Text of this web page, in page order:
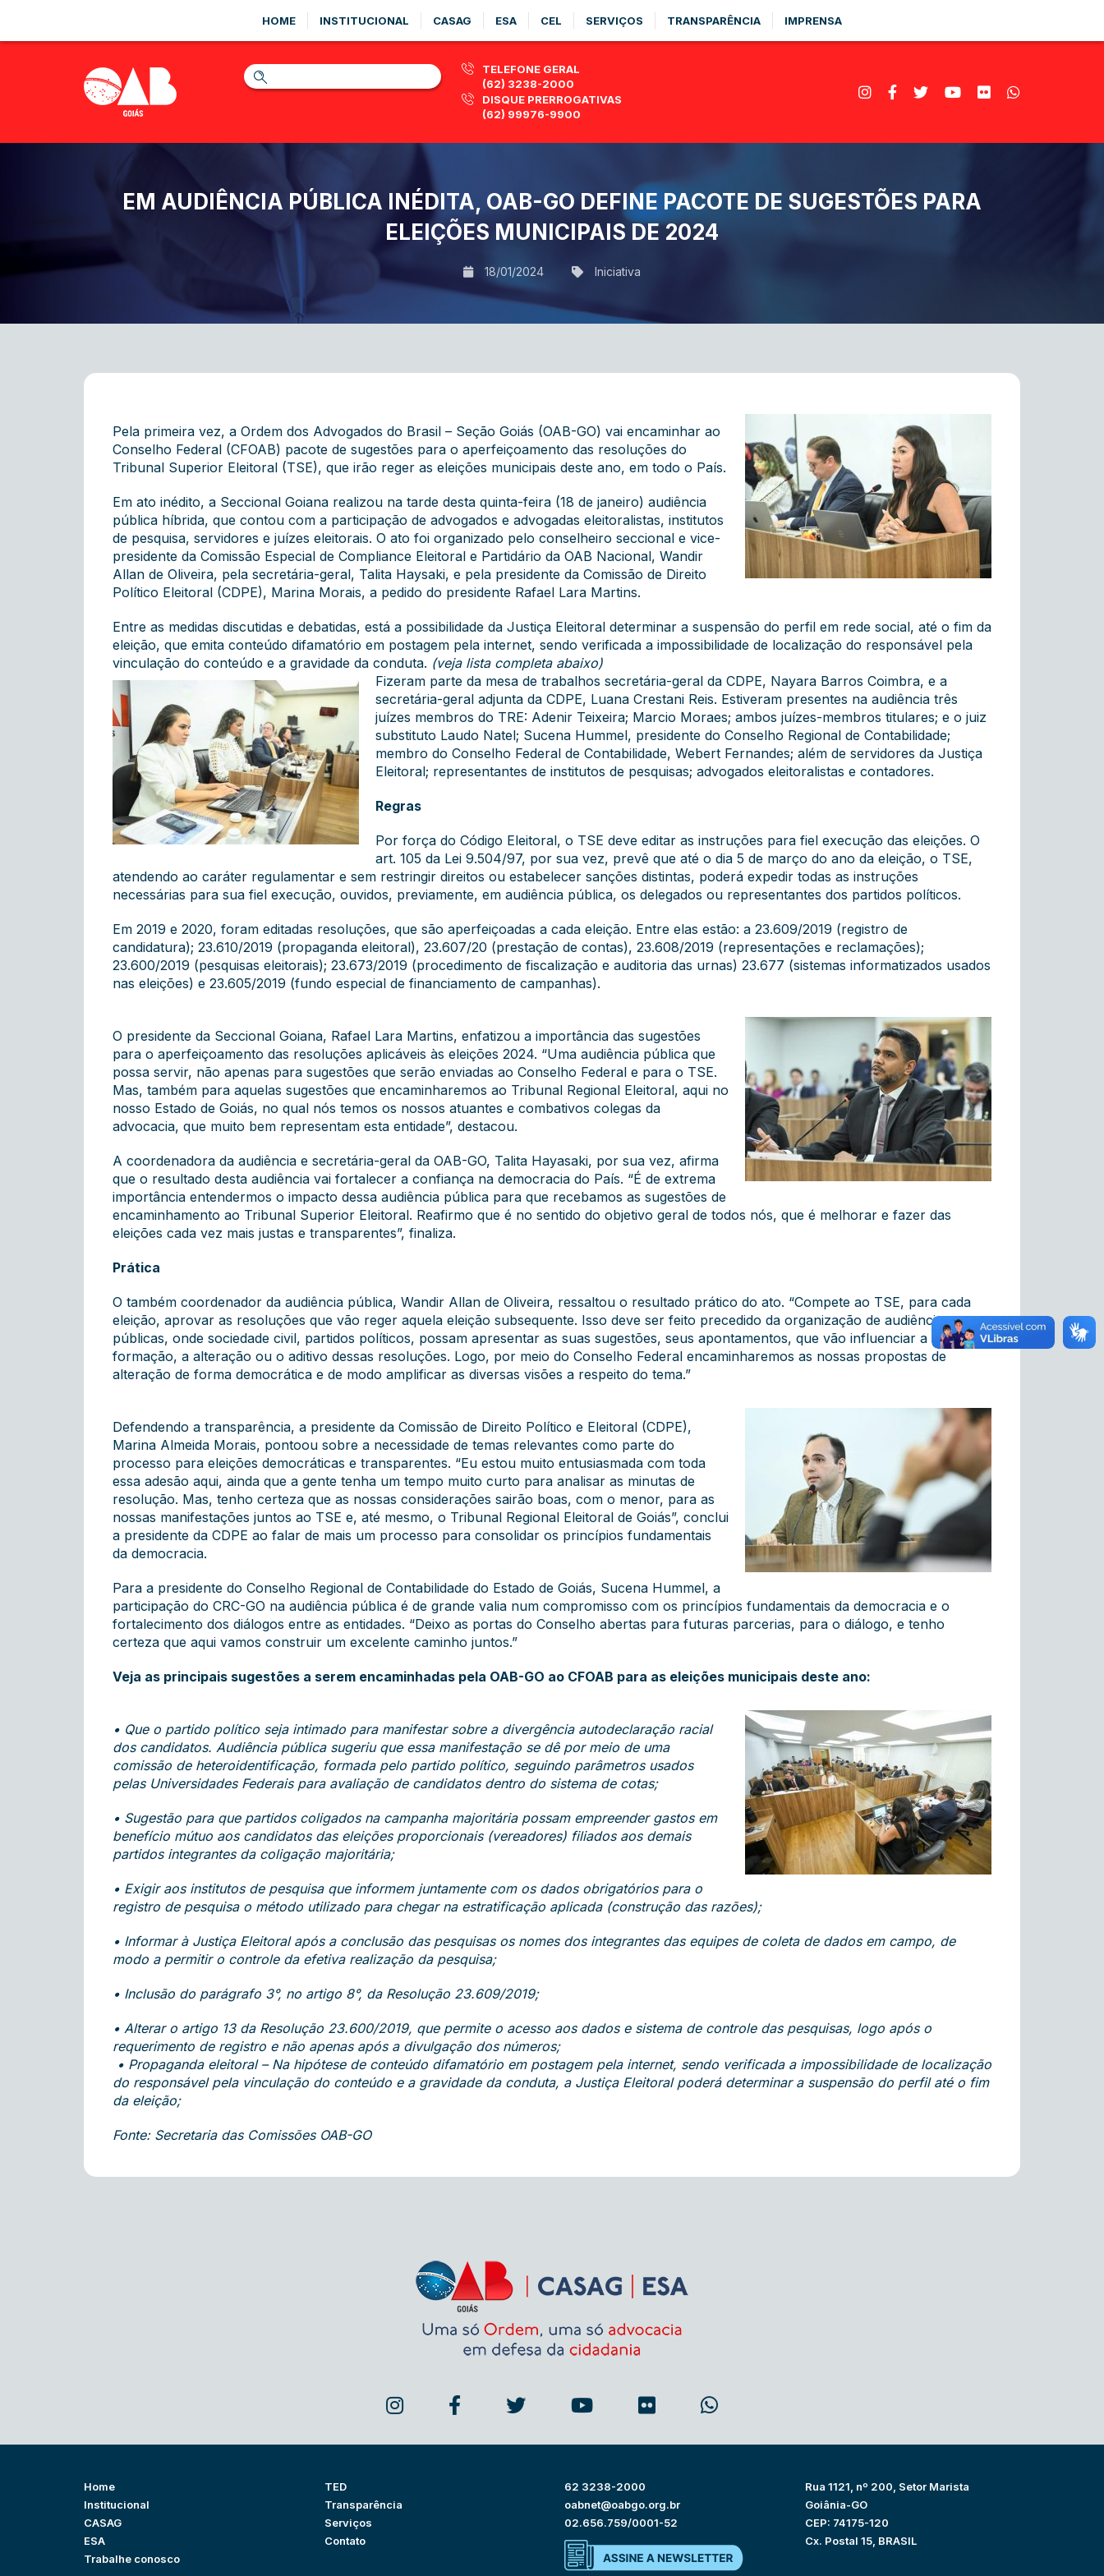
HOME INSTITUCIONAL CASAG ESA CEL SERVIÇOS TRANSPARÊNCIA IMPRENSA
TELEFONE GERAL
(62) 3238-2000
DISQUE PRERROGATIVAS
(62) 99976-9900
EM AUDIÊNCIA PÚBLICA INÉDITA, OAB-GO DEFINE PACOTE DE SUGESTÕES PARA
ELEIÇÕES MUNICIPAIS DE 2024
18/01/2024 Iniciativa
Pela primeira vez, a Ordem dos Advogados do Brasil – Seção Goiás (OAB-GO) vai encaminhar ao
Conselho Federal (CFOAB) pacote de sugestões para o aperfeiçoamento das resoluções do
Tribunal Superior Eleitoral (TSE), que irão reger as eleições municipais deste ano, em todo o País.
Em ato inédito, a Seccional Goiana realizou na tarde desta quinta-feira (18 de janeiro) audiência
pública híbrida, que contou com a participação de advogados e advogadas eleitoralistas, institutos
de pesquisa, servidores e juízes eleitorais. O ato foi organizado pelo conselheiro seccional e vice-
presidente da Comissão Especial de Compliance Eleitoral e Partidário da OAB Nacional, Wandir
Allan de Oliveira, pela secretária-geral, Talita Haysaki, e pela presidente da Comissão de Direito
Político Eleitoral (CDPE), Marina Morais, a pedido do presidente Rafael Lara Martins.
Entre as medidas discutidas e debatidas, está a possibilidade da Justiça Eleitoral determinar a suspensão do perfil em rede social, até o fim da
eleição, que emita conteúdo difamatório em postagem pela internet, sendo verificada a impossibilidade de localização do responsável pela
vinculação do conteúdo e a gravidade da conduta. (veja lista completa abaixo)
Fizeram parte da mesa de trabalhos secretária-geral da CDPE, Nayara Barros Coimbra, e a
secretária-geral adjunta da CDPE, Luana Crestani Reis. Estiveram presentes na audiência três
juízes membros do TRE: Adenir Teixeira; Marcio Moraes; ambos juízes-membros titulares; e o juiz
substituto Laudo Natel; Sucena Hummel, presidente do Conselho Regional de Contabilidade;
membro do Conselho Federal de Contabilidade, Webert Fernandes; além de servidores da Justiça
Eleitoral; representantes de institutos de pesquisas; advogados eleitoralistas e contadores.
Regras
Por força do Código Eleitoral, o TSE deve editar as instruções para fiel execução das eleições. O
art. 105 da Lei 9.504/97, por sua vez, prevê que até o dia 5 de março do ano da eleição, o TSE,
atendendo ao caráter regulamentar e sem restringir direitos ou estabelecer sanções distintas, poderá expedir todas as instruções
necessárias para sua fiel execução, ouvidos, previamente, em audiência pública, os delegados ou representantes dos partidos políticos.
Em 2019 e 2020, foram editadas resoluções, que são aperfeiçoadas a cada eleição. Entre elas estão: a 23.609/2019 (registro de
candidatura); 23.610/2019 (propaganda eleitoral), 23.607/20 (prestação de contas), 23.608/2019 (representações e reclamações);
23.600/2019 (pesquisas eleitorais); 23.673/2019 (procedimento de fiscalização e auditoria das urnas) 23.677 (sistemas informatizados usados
nas eleições) e 23.605/2019 (fundo especial de financiamento de campanhas).
O presidente da Seccional Goiana, Rafael Lara Martins, enfatizou a importância das sugestões
para o aperfeiçoamento das resoluções aplicáveis às eleições 2024. “Uma audiência pública que
possa servir, não apenas para sugestões que serão enviadas ao Conselho Federal e para o TSE.
Mas, também para aquelas sugestões que encaminharemos ao Tribunal Regional Eleitoral, aqui no
nosso Estado de Goiás, no qual nós temos os nossos atuantes e combativos colegas da
advocacia, que muito bem representam esta entidade”, destacou.
A coordenadora da audiência e secretária-geral da OAB-GO, Talita Hayasaki, por sua vez, afirma
que o resultado desta audiência vai fortalecer a confiança na democracia do País. “É de extrema
importância entendermos o impacto dessa audiência pública para que recebamos as sugestões de
encaminhamento ao Tribunal Superior Eleitoral. Reafirmo que é no sentido do objetivo geral de todos nós, que é melhorar e fazer das
eleições cada vez mais justas e transparentes”, finaliza.
Prática
O também coordenador da audiência pública, Wandir Allan de Oliveira, ressaltou o resultado prático do ato. “Compete ao TSE, para cada
eleição, aprovar as resoluções que vão reger aquela eleição subsequente. Isso deve ser feito precedido da organização de audiências
públicas, onde sociedade civil, partidos políticos, possam apresentar as suas sugestões, seus apontamentos, que vão influenciar a
formação, a alteração ou o aditivo dessas resoluções. Logo, por meio do Conselho Federal encaminharemos as nossas propostas de
alteração de forma democrática e de modo amplificar as diversas visões a respeito do tema.”
Defendendo a transparência, a presidente da Comissão de Direito Político e Eleitoral (CDPE),
Marina Almeida Morais, pontoou sobre a necessidade de temas relevantes como parte do
processo para eleições democráticas e transparentes. “Eu estou muito entusiasmada com toda
essa adesão aqui, ainda que a gente tenha um tempo muito curto para analisar as minutas de
resolução. Mas, tenho certeza que as nossas considerações sairão boas, com o menor, para as
nossas manifestações juntos ao TSE e, até mesmo, o Tribunal Regional Eleitoral de Goiás”, conclui
a presidente da CDPE ao falar de mais um processo para consolidar os princípios fundamentais
da democracia.
Para a presidente do Conselho Regional de Contabilidade do Estado de Goiás, Sucena Hummel, a
participação do CRC-GO na audiência pública é de grande valia num compromisso com os princípios fundamentais da democracia e o
fortalecimento dos diálogos entre as entidades. “Deixo as portas do Conselho abertas para futuras parcerias, para o diálogo, e tenho
certeza que aqui vamos construir um excelente caminho juntos.”
Veja as principais sugestões a serem encaminhadas pela OAB-GO ao CFOAB para as eleições municipais deste ano:
• Que o partido político seja intimado para manifestar sobre a divergência autodeclaração racial
dos candidatos. Audiência pública sugeriu que essa manifestação se dê por meio de uma
comissão de heteroidentificação, formada pelo partido político, seguindo parâmetros usados
pelas Universidades Federais para avaliação de candidatos dentro do sistema de cotas;
• Sugestão para que partidos coligados na campanha majoritária possam empreender gastos em
benefício mútuo aos candidatos das eleições proporcionais (vereadores) filiados aos demais
partidos integrantes da coligação majoritária;
• Exigir aos institutos de pesquisa que informem juntamente com os dados obrigatórios para o
registro de pesquisa o método utilizado para chegar na estratificação aplicada (construção das razões);
• Informar à Justiça Eleitoral após a conclusão das pesquisas os nomes dos integrantes das equipes de coleta de dados em campo, de
modo a permitir o controle da efetiva realização da pesquisa;
• Inclusão do parágrafo 3°, no artigo 8°, da Resolução 23.609/2019;
• Alterar o artigo 13 da Resolução 23.600/2019, que permite o acesso aos dados e sistema de controle das pesquisas, logo após o
requerimento de registro e não apenas após a divulgação dos números;
• Propaganda eleitoral – Na hipótese de conteúdo difamatório em postagem pela internet, sendo verificada a impossibilidade de localização
do responsável pela vinculação do conteúdo e a gravidade da conduta, a Justiça Eleitoral poderá determinar a suspensão do perfil até o fim
da eleição;
Fonte: Secretaria das Comissões OAB-GO
Home
Institucional
CASAG
ESA
Trabalhe conosco
TED
Transparência
Serviços
Contato
62 3238-2000
oabnet@oabgo.org.br
02.656.759/0001-52
Rua 1121, nº 200, Setor Marista
Goiânia-GO
CEP: 74175-120
Cx. Postal 15, BRASIL